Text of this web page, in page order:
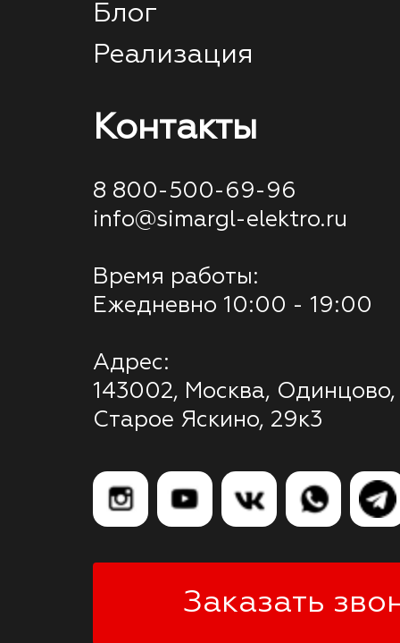
Блог
Реализация
Контакты
8 800-500-69-96
info@simargl-elektro.ru
Время работы:
Ежедневно 10:00 - 19:00
Адрес:
143002, Москва, Одинцово,
Старое Яскино, 29к3
Заказать